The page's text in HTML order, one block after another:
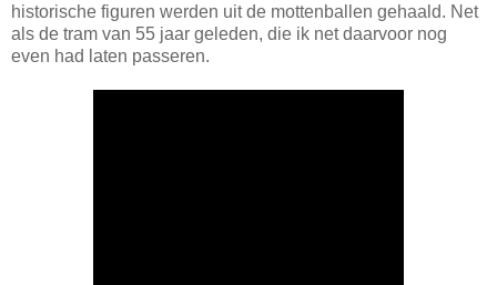
historische figuren werden uit de mottenballen gehaald. Net
als de tram van 55 jaar geleden, die ik net daarvoor nog
even had laten passeren.